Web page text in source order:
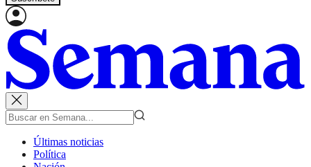
Últimas noticias
Política